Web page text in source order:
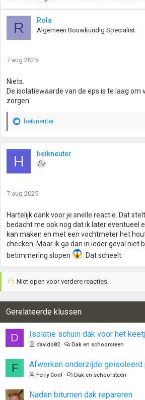
R Rola
Algemeen Bouwkundig Specialist
7 aug 2025
Niets.
De isolatiewaarde van de eps is te laag
zorgen.
W
a
n
e
n
:
heikneuter
H heikneuter
7 aug 2025
Hartelijk dank voor je snelle reactie. Dat
bedacht me ook nog dat ik later eventueel
kan maken en met een vochtmeter het
checken. Maar ik ga dan in ieder geval niet
betimmering slopen
. Dat scheelt.
Niet open voor verdere reacties.
Gerelateerde klussen
D Isolatie schuin dak voor het
davido82 Dak en schoorsteen
F Afwerken onderzijde geisoleerd
Ferry Cool Dak en schoorsteen
Naden bitumen dak repareren